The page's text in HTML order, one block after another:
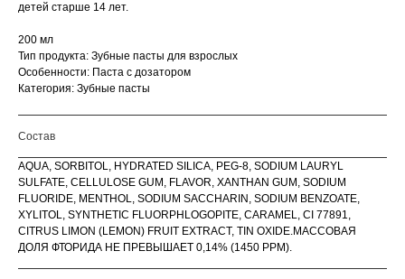
детей старше 14 лет.
200 мл
Тип продукта: Зубные пасты для взрослых
Особенности: Паста с дозатором
Категория: Зубные пасты
Состав
AQUA, SORBITOL, HYDRATED SILICA, PEG-8, SODIUM LAURYL
SULFATE, CELLULOSE GUM, FLAVOR, XANTHAN GUM, SODIUM
FLUORIDE, MENTHOL, SODIUM SACCHARIN, SODIUM BENZOATE,
XYLITOL, SYNTHETIC FLUORPHLOGOPITE, CARAMEL, CI 77891,
CITRUS LIMON (LEMON) FRUIT EXTRACT, TIN OXIDE.МАССОВАЯ
ДОЛЯ ФТОРИДА НЕ ПРЕВЫШАЕТ 0,14% (1450 РРM).